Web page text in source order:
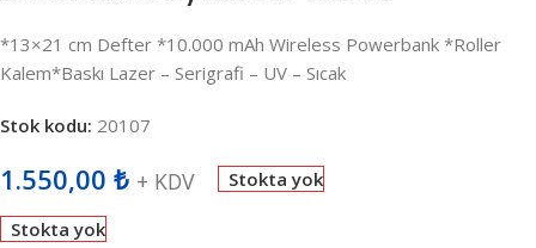
*13×21 cm Defter *10.000 mAh Wireless Powerbank *Roller
Kalem*Baskı Lazer – Serigrafi – UV – Sıcak
Stok kodu: 20107
1.550,00 ₺ + KDV Stokta yok
Stokta yok